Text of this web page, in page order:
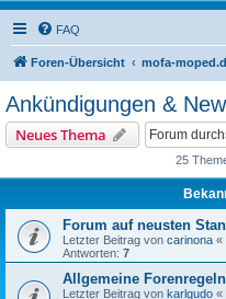
FAQ
Foren-Übersicht mofa-
Ankündigungen &
Neues Thema
25
Forum auf neusten
Letzter Beitrag von carinona «
Antworten: 7
Allgemeine Forenregeln
Letzter Beitrag von karlgudo «